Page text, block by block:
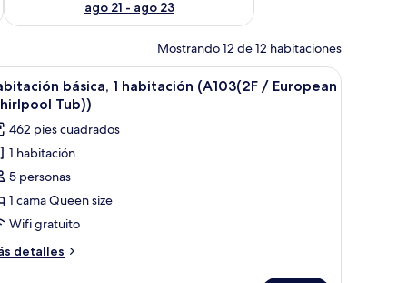
ago 21 - ago 23
Mostrando 12 de 12 habitaciones
7
básica, 1 habitación (A103(2F / European
Tub))
462 pies cuadrados
1 habitación
5 personas
1 cama Queen size
Wifi gratuito
detalles